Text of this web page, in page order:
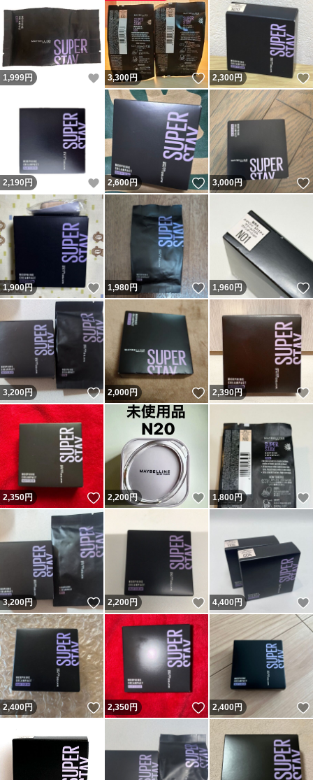
1,999円 いいね！
3,300円 いいね！
2,300円
2,190 円 いいね！
2,600円 いいね！
3,000円
1,900円 いいね！
1,980円 いいね！
1,960 円
3,200円 いいね！
2,000円 いいね！
2,390円
2,350円 いいね！
2,200円 いいね！
1,800円
3,200円 いいね！
2,200円 いいね！
4,400円
2,400円 いいね！
2,350円 いいね！
2,400円